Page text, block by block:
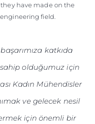
have made on the
field.
katkıda
olduğumuz için
Kadın Mühendisler
ve gelecek nesil
için önemli bir